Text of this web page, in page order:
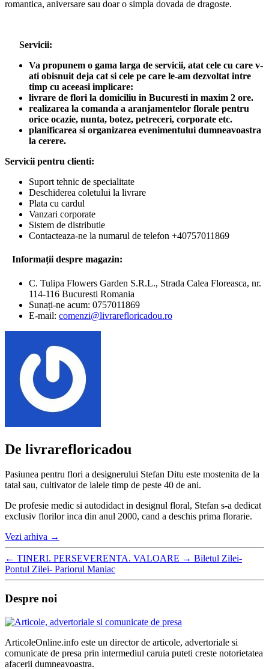
romantica, aniversare sau doar o simpla dovada de dragoste.
Servicii:
Va propunem o gama larga de servicii, atat cele cu care v-
ati obisnuit deja cat si cele pe care le-am dezvoltat intre
timp cu aceeasi implicare:
livrare de flori la domiciliu in Bucuresti in maxim 2 ore.
realizarea la comanda a aranjamentelor florale pentru
orice ocazie, nunta, botez, petreceri, corporate etc.
planificarea si organizarea evenimentului dumneavoastra
la cerere.
Servicii pentru clienti:
Suport tehnic de specialitate
Deschiderea coletului la livrare
Plata cu cardul
Vanzari corporate
Sistem de distributie
Contacteaza-ne la numarul de telefon +40757011869
Informații despre magazin:
C. Tulipa Flowers Garden S.R.L., Strada Calea Floreasca, nr.
114-116 Bucuresti Romania
Sunați-ne acum: 0757011869
E-mail: comenzi@livrarefloricadou.ro
De livrarefloricadou
Pasiunea pentru flori a designerului Stefan Ditu este mostenita de la
tatal sau, cultivator de lalele timp de peste 40 de ani.
De profesie medic si autodidact in designul floral, Stefan s-a dedicat
exclusiv florilor inca din anul 2000, cand a deschis prima florarie.
Vezi arhiva →
← TINERI. PERSEVERENTA. VALOARE → Biletul Zilei-
Pontul Zilei- Pariorul Maniac
Despre noi
ArticoleOnline.info este un director de articole, advertoriale si
comunicate de presa prin intermediul caruia puteti creste notorietatea
afacerii dumneavoastra.